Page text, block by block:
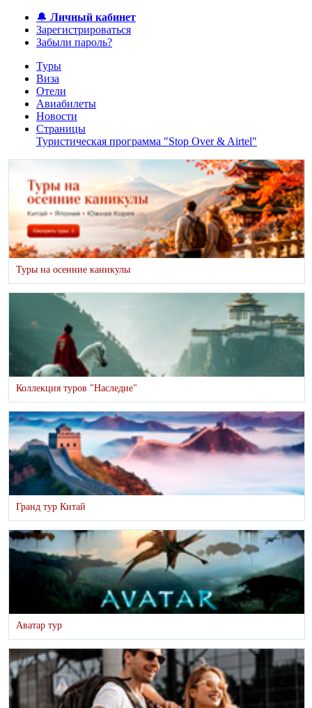
🔔 Личный кабинет
Зарегистрироваться
Забыли пароль?
Туры
Виза
Отели
Авиабилеты
Новости
Страницы
Туристическая программа "Stop Over & Airtel"
Туры на осенние каникулы
Коллекция туров "Наследие"
Гранд тур Китай
Аватар тур